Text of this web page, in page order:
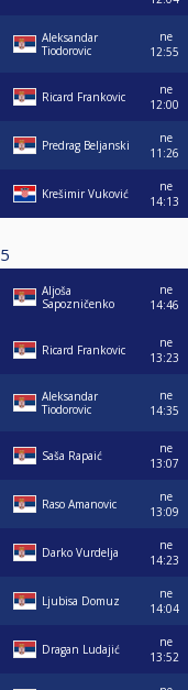
Aleksandar
Tiodorovic
ne
12:55
Ricard Frankovic
ne
12:00
Predrag Beljanski
ne
11:26
Krešimir Vuković
ne
14:13
5
Aljoša
Sapozničenko
ne
14:46
Ricard Frankovic
ne
13:23
Aleksandar
Tiodorovic
ne
14:35
Saša Rapaić
ne
13:07
Raso Amanovic
ne
13:09
Darko Vurdelja
ne
14:23
Ljubisa Domuz
ne
14:04
Dragan Ludajić
ne
13:52